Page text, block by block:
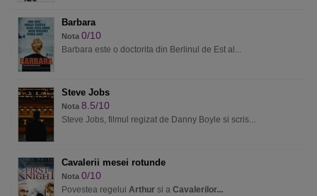
Barbara
Nota 0/10
Barbara este o doctorita din Berlinul de Est al...
Steve Jobs
Nota 8.5/10
Steve Jobs, filmul regizat de Danny Boyle si scris...
Cavalerii mesei rotunde
Nota 0/10
Povestea regelui Arthur si a Cavalerilor...